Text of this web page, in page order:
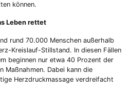
können.
Leben rettet
rund 70.000 Menschen außerhalb
Kreislauf-Stillstand. In diesen Fällen
beginnen nur etwa 40 Prozent der
Maßnahmen. Dabei kann die
Herzdruckmassage verdreifacht